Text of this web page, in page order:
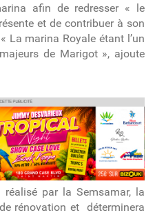
afin de redresser « le
et de contribuer à son
La marina Royale étant l’un
de Marigot », ajoute
par la Semsamar, la
rénovation et déterminera